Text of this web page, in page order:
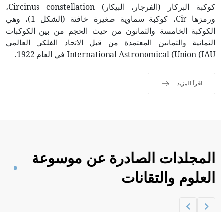
كوكبة البركار (الفرجار، البيكار) Circinus constellation،
ورمزها Cir، كوكبة سماوية صغيرة خافتة (الشكل 1)، وهي
الكوكبة الخامسة والثمانون من حيث الحجم من بين الكوكبات
الثمانية والثمانين المعتمدة من قبل الاتحاد الفلكي العالمي
International Astronomical (Union (IAU في العام 1922.
اقرأ المزيد
المجلدات الصادرة عن موسوعة
العلوم والتقانات